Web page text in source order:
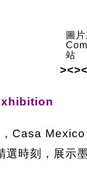
圖
站
Casa
時刻，展示